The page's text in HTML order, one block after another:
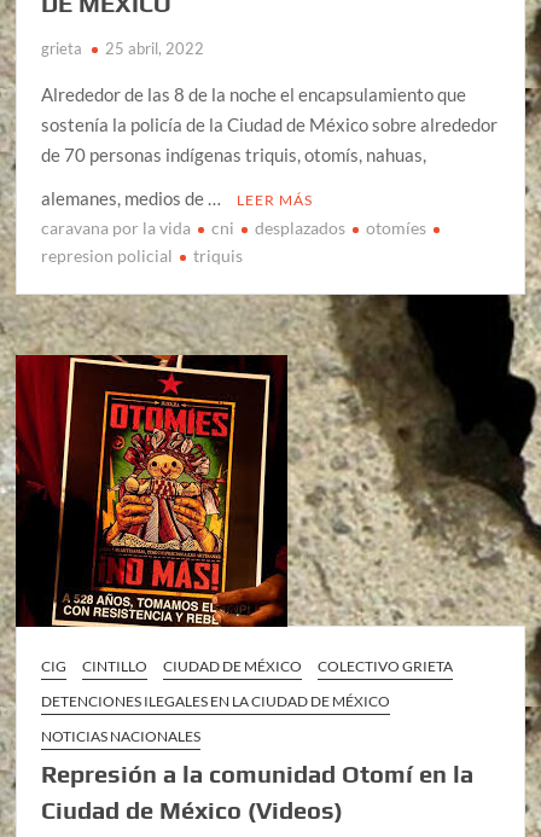
grieta 25 abril, 2022
Alrededor de las 8 de la noche el encapsulamiento que
sostenía la policía de la Ciudad de México sobre alrededor
de 70 personas indígenas triquis, otomís, nahuas,
alemanes, medios de …
LEER MÁS
caravana por la vida cni desplazados
otomíes
represion policial
triquis
CIG CINTILLO CIUDAD DE MÉXICO
COLECTIVO GRIETA
DETENCIONES ILEGALES EN LA CIUDAD DE MÉXICO
NOTICIAS NACIONALES
Represión a la comunidad Otomí en la
Ciudad de México (Videos)